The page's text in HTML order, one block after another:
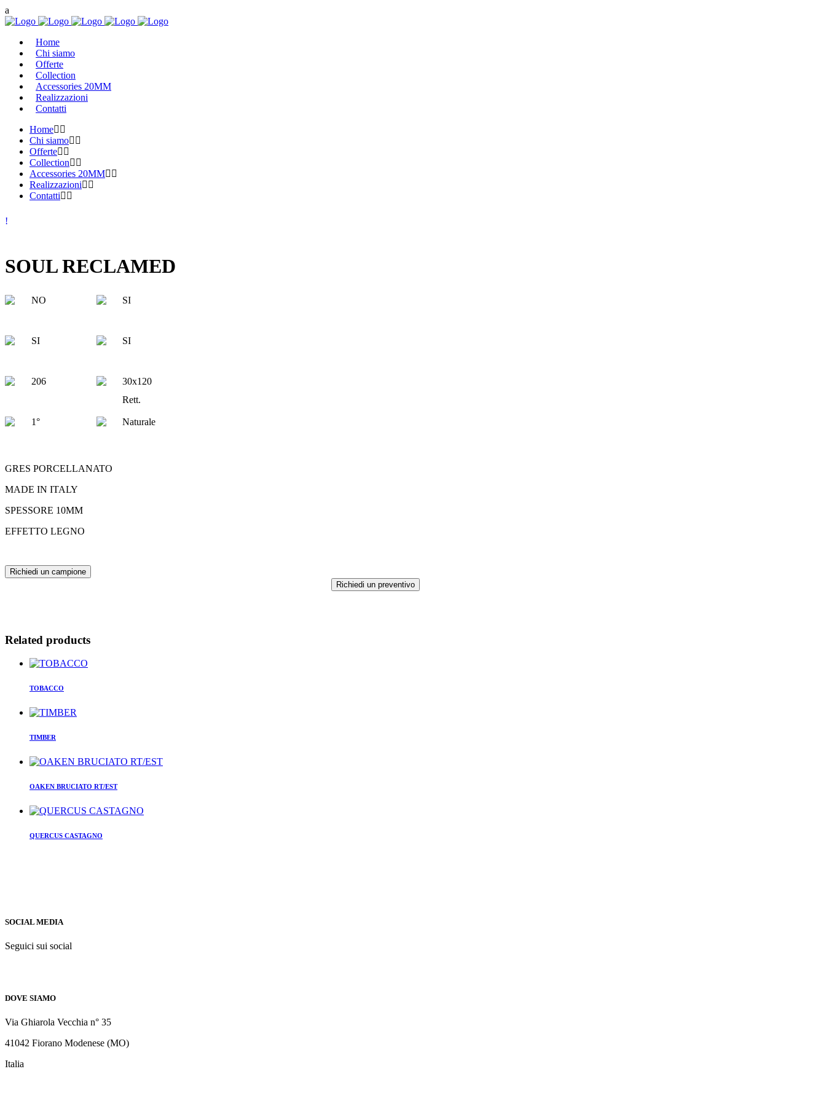
Home
Chi siamo
Offerte
Collection
Accessories 20MM
Realizzazioni
Contatti
Home
Chi siamo
Offerte
Collection
Accessories 20MM
Realizzazioni
Contatti
SOUL RECLAMED
NO SI
SI SI
206
30x120
Rett.
1° Naturale
GRES PORCELLANATO
MADE IN ITALY
SPESSORE 10MM
EFFETTO LEGNO
Richiedi un campione
Richiedi un preventivo
Related products
TOBACCO
TIMBER
OAKEN BRUCIATO RT/EST
QUERCUS CASTAGNO
SOCIAL MEDIA
Seguici sui social
DOVE SIAMO
Via Ghiarola Vecchia n° 35
41042 Fiorano Modenese (MO)
Italia